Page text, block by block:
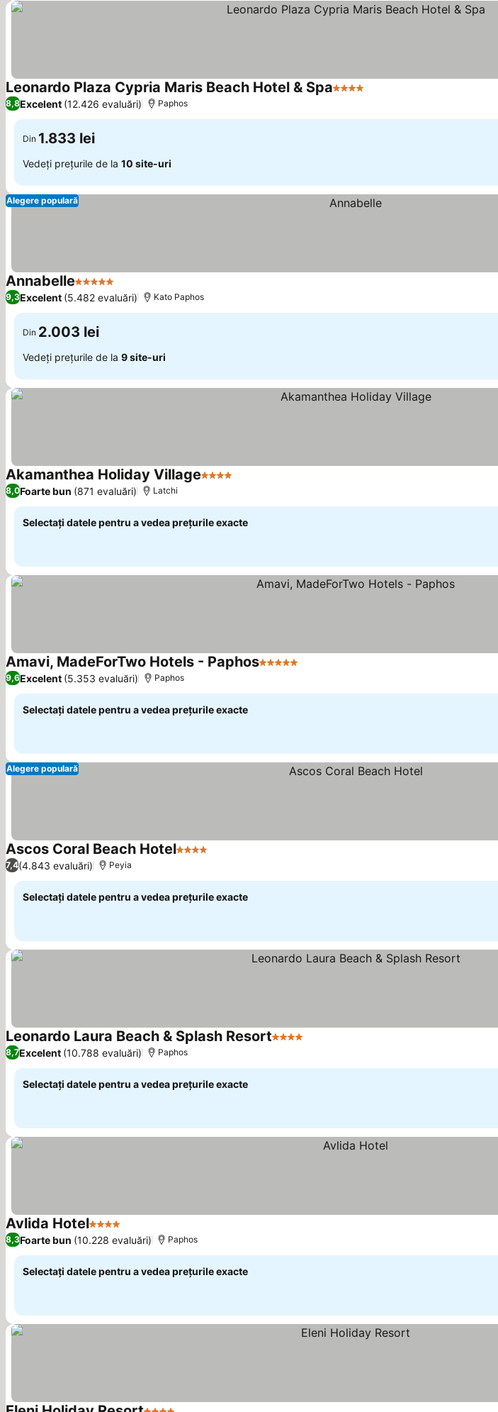
Leonardo Plaza Cypria Maris Beach Hotel & Spa4 Stele
8,8Excelent (12.426 evaluări) Paphos
Din 1.833 lei
Vedeți prețurile de la 10 site-uri
Alegere populară
Annabelle5 Stele
9,3Excelent (5.482 evaluări) Kato Paphos
Din 2.003 lei
Vedeți prețurile de la 9 site-uri
Akamanthea Holiday Village4 Stele
8,0Foarte bun (871 evaluări) Latchi
Selectați datele pentru a vedea prețurile exacte
Amavi, MadeForTwo Hotels - Paphos5 Stele
9,6Excelent (5.353 evaluări) Paphos
Selectați datele pentru a vedea prețurile exacte
Alegere populară
Ascos Coral Beach Hotel4 Stele
7,4(4.843 evaluări) Peyia
Selectați datele pentru a vedea prețurile exacte
Leonardo Laura Beach & Splash Resort4 Stele
8,7Excelent (10.788 evaluări) Paphos
Selectați datele pentru a vedea prețurile exacte
Avlida Hotel4 Stele
8,3Foarte bun (10.228 evaluări) Paphos
Selectați datele pentru a vedea prețurile exacte